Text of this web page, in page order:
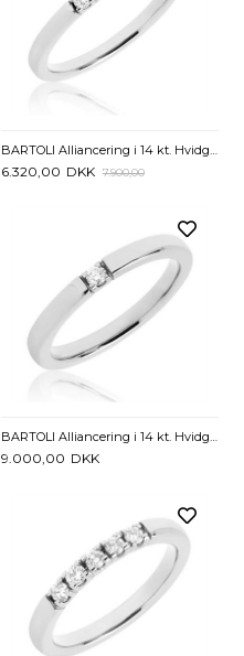
BARTOLI Alliancering i 14 kt. Hvidguld med Diamanter - 0,09 ct.
6.320,00 DKK 7.900,00
BARTOLI Alliancering i 14 kt. Hvidguld med Diamant - 0,05 ct.
9.000,00 DKK